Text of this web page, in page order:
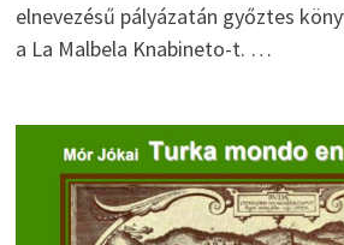
elnevezésű pályázatán győztes
a La Malbela Knabineto-t. …